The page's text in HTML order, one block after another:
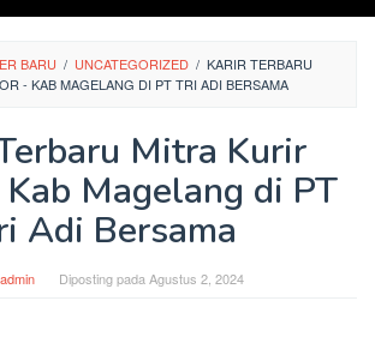
BARU / UNCATEGORIZED / KARIR TERBARU
- KAB MAGELANG DI PT TRI ADI BERSAMA
Mitra Kurir
Magelang di PT
Adi Bersama
admin Diposting pada Agustus 2, 2024